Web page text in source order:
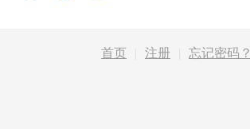
首页 注册 忘记密码？